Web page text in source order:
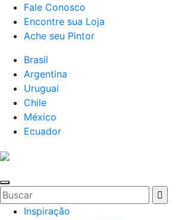
Fale Conosco
Encontre sua Loja
Ache seu Pintor
Brasil
Argentina
Uruguai
Chile
México
Ecuador
Inspiração